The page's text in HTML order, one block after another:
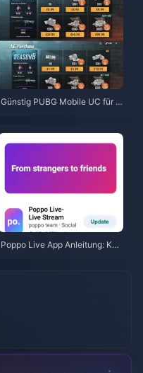
Günstig PUBG Mobile UC für di
beste Pakete & sicheres Auflad
en
Poppo Live App Anleitung: Ko